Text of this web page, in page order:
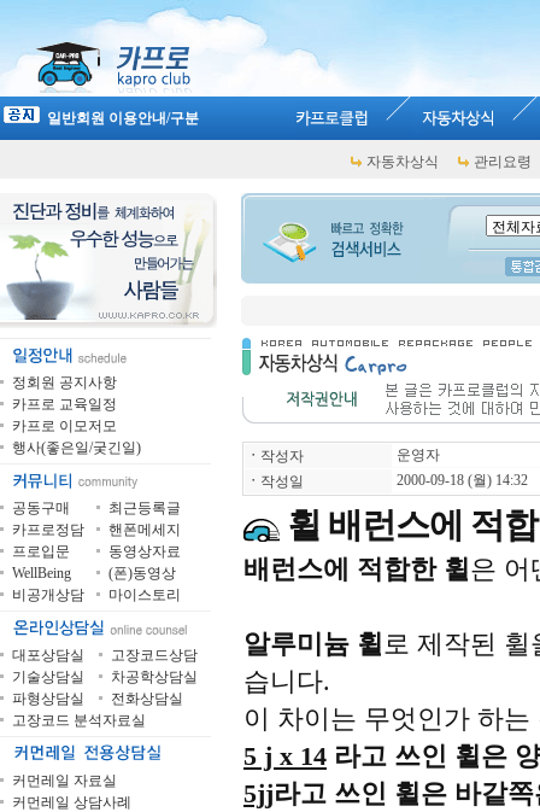
일반회원 이용안내/구분
자동차상식 관리요령
정회원 공지사항
카프로 교육일정
카프로 이모저모
행사(좋은일/궂긴일)
공동구매
최근등록글
카프로정담
핸폰메세지
프로입문
동영상자료
WellBeing
(폰)동영상
비공개상담
마이스토리
대포상담실
고장코드상담
기술상담실
차공학상담실
파형상담실
전화상담실
고장코드 분석자료실
커먼레일 자료실
커먼레일 상담사례
ㆍ 작성자
운영자
ㆍ 작성일 2000-09-18 (월) 14:32
휠 배런스에 적
배런스에 적합한 휠은 어
알루미늄 휠로 제작된
습니다.
이 차이는 무엇인가 하
5 j x 14 라고 쓰인 휠은
5jj라고 쓰인 휠은 바같